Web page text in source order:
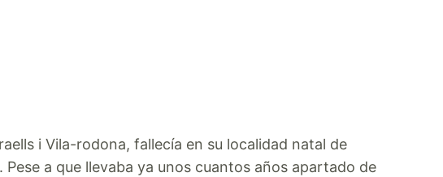
i Vila-rodona, fallecía en su localidad natal de
a que llevaba ya unos cuantos años apartado de